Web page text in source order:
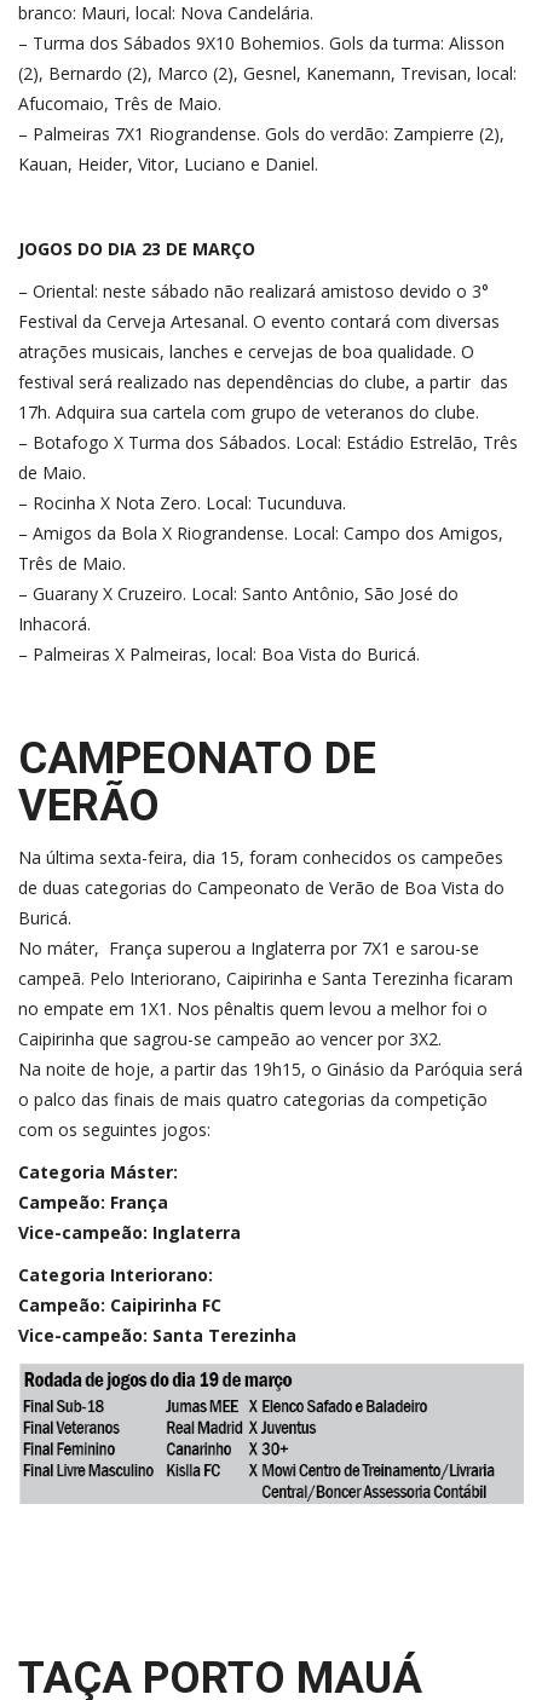
branco: Mauri, local: Nova Candelária.
– Turma dos Sábados 9X10 Bohemios. Gols da turma: Alisson
(2), Bernardo (2), Marco (2), Gesnel, Kanemann, Trevisan, local:
Afucomaio, Três de Maio.
– Palmeiras 7X1 Riograndense. Gols do verdão: Zampierre (2),
Kauan, Heider, Vitor, Luciano e Daniel.
JOGOS DO DIA 23 DE MARÇO
– Oriental: neste sábado não realizará amistoso devido o 3°
Festival da Cerveja Artesanal. O evento contará com diversas
atrações musicais, lanches e cervejas de boa qualidade. O
festival será realizado nas dependências do clube, a partir das
17h. Adquira sua cartela com grupo de veteranos do clube.
– Botafogo X Turma dos Sábados. Local: Estádio Estrelão, Três
de Maio.
– Rocinha X Nota Zero. Local: Tucunduva.
– Amigos da Bola X Riograndense. Local: Campo dos Amigos,
Três de Maio.
– Guarany X Cruzeiro. Local: Santo Antônio, São José do
Inhacorá.
– Palmeiras X Palmeiras, local: Boa Vista do Buricá.
CAMPEONATO DE
VERÃO
Na última sexta-feira, dia 15, foram conhecidos os campeões
de duas categorias do Campeonato de Verão de Boa Vista do
Buricá.
No máter, França superou a Inglaterra por 7X1 e sarou-se
campeã. Pelo Interiorano, Caipirinha e Santa Terezinha ficaram
no empate em 1X1. Nos pênaltis quem levou a melhor foi o
Caipirinha que sagrou-se campeão ao vencer por 3X2.
Na noite de hoje, a partir das 19h15, o Ginásio da Paróquia será
o palco das finais de mais quatro categorias da competição
com os seguintes jogos:
Categoria Máster:
Campeão: França
Vice-campeão: Inglaterra
Categoria Interiorano:
Campeão: Caipirinha FC
Vice-campeão: Santa Terezinha
TAÇA PORTO MAUÁ